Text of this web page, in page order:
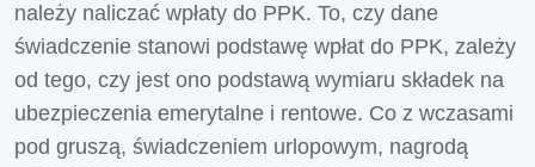
należy naliczać wpłaty do PPK. To, czy dane
świadczenie stanowi podstawę wpłat do PPK, zależy
od tego, czy jest ono podstawą wymiaru składek na
ubezpieczenia emerytalne i rentowe. Co z wczasami
pod gruszą, świadczeniem urlopowym, nagrodą